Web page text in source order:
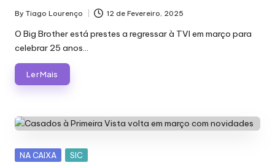
Posted
by
By Tiago Lourenço 12 de Fevereiro, 2025
O Big Brother está prestes a regressar à TVI em março para
celebrar 25 anos…
Ler Mais
Posted
NA CAIXA SIC